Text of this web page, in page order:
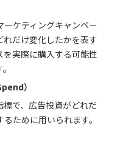
ケティングキャンペー
だけ変化したかを表す
実際に購入する可能性
）
で、広告投資がどれだ
ために用いられます。